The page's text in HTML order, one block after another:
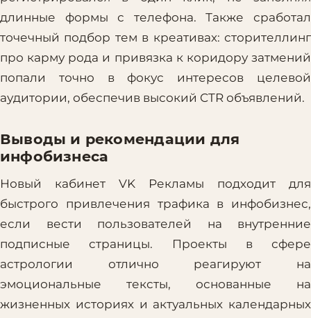
длинные формы с телефона. Также сработал
точечный подбор тем в креативах: сторителлинг
про карму рода и привязка к коридору затмений
попали точно в фокус интересов целевой
аудитории, обеспечив высокий CTR объявлений.
Выводы и рекомендации для
инфобизнеса
Новый кабинет VK Рекламы подходит для
быстрого привлечения трафика в инфобизнес,
если вести пользователей на внутренние
подписные страницы. Проекты в сфере
астрологии отлично реагируют на
эмоциональные тексты, основанные на
жизненных историях и актуальных календарных